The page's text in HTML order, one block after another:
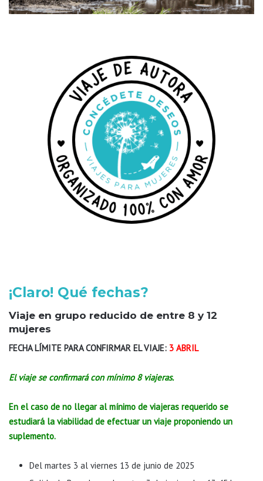
¡Claro! Qué fechas?
Viaje en grupo reducido de entre 8 y 12
mujeres
FECHA LÍMITE PARA CONFIRMAR EL VIAJE: 3 ABRIL
El viaje se confirmará con mínimo 8 viajeras.
En el caso de no llegar al mínimo de viajeras requerido se
estudiará la viabilidad de efectuar un viaje proponiendo un
suplemento.
Del martes 3 al viernes 13 de junio de 2025